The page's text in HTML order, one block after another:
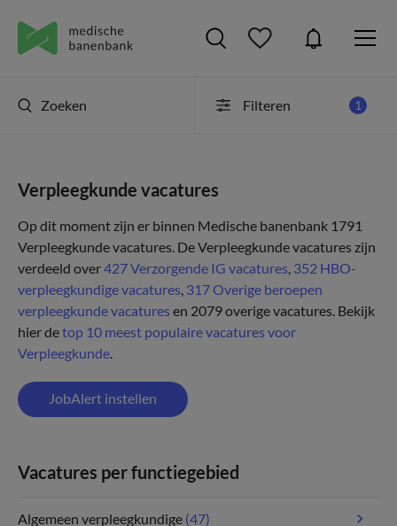
Zoeken Filteren 1
Verpleegkunde vacatures
Op dit moment zijn er binnen Medische banenbank 1791
Verpleegkunde vacatures. De Verpleegkunde vacatures zijn
verdeeld over427 Verzorgende IG vacatures, 352 HBO-
verpleegkundige vacatures, 317 Overige beroepen
verpleegkunde vacatures en 2079 overige vacatures. Bekijk
hier detop 10 meest populaire vacatures voor
Verpleegkunde.
JobAlert instellen
Vacatures per functiegebied
Algemeen verpleegkundige (47)